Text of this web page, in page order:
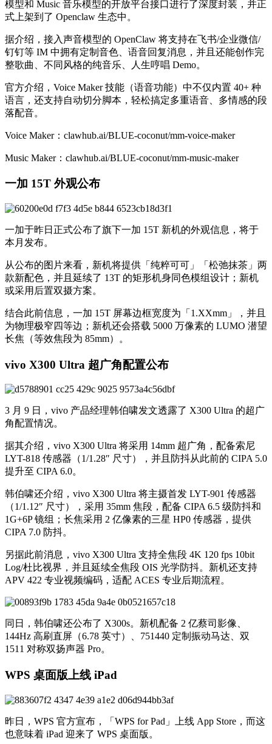
模型和 Music 音乐模型的开放平台接口进行了深度封装，并正
式上架到了 Openclaw 生态中。
据介绍，接入声音模型的 OpenClaw 将支持在飞书/企业微信/
钉钉等 IM 中拥有定制音色、语音回复消息，并且还能创作完
整歌曲、不同风格的纯音乐、人生哼唱 Demo。
官方介绍，Voice Maker 技能（语音功能）中不仅内置 40+ 种
语言，还支持自动切分脚本，轻松搞定多重语音、多情感的段
落配音。
Voice Maker：clawhub.ai/BLUE-coconut/mm-voice-maker
Music Maker：clawhub.ai/BLUE-coconut/mm-music-maker
一加 15T 外观公布
一加于昨日正式公布了旗下一加 15T 新机的外观信息，将于
本月发布。
从公布的图片来看，新机将提供「纯粹可可」「松弛抹茶」两
款新配色，并且延续了 13T 的矩形机身同色模组设计；新机
或采用后置双摄方案。
结合此前信息，一加 15T 屏幕边框宽度为「1.XXmm」，并且
为物理极窄四等边；新机还会搭载 5000 万像素的 LUMO 潜望
长焦（等效焦段为 85mm）。
vivo X300 Ultra 超广角配置公布
3 月 9 日，vivo 产品经理韩伯啸发文透露了 X300 Ultra 的超广
角配置情况。
据其介绍，vivo X300 Ultra 将采用 14mm 超广角，配备索尼
LYT-818 传感器（1/1.28″ 尺寸），并且防抖从此前的 CIPA 5.0
提升至 CIPA 6.0。
韩伯啸还介绍，vivo X300 Ultra 将主摄首发 LYT-901 传感器
（1/1.12″ 尺寸），采用 35mm 焦段，配备 CIPA 6.5 级防抖和
1G+6P 镜组；长焦采用 2 亿像素的三星 HP0 传感器，提供
CIPA 7.0 防抖。
另据此前消息，vivo X300 Ultra 支持全焦段 4K 120 fps 10bit
Log/杜比视界，并且延续全焦段 OIS 光学防抖。新机还支持
APV 422 专业视频编码，适配 ACES 专业后期流程。
同日，韩伯啸还公布了 X300s。新机配备 2 亿蔡司影像、
144Hz 高刷直屏（6.78 英寸）、751440 定制振动马达、双
1511 对称双扬声器 Pro。
WPS 桌面版上线 iPad
昨日，WPS 官方宣布，「WPS for Pad」上线 App Store，而这
也意味着 iPad 迎来了 WPS 桌面版。